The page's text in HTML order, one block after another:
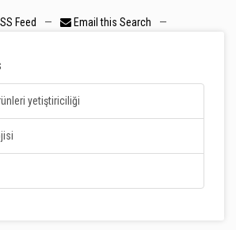
Feed — Email this Search —
yetiştiriciliği